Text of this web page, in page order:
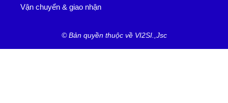
Vận chuyển & giao nhận
© Bản quyền thuộc về VI2SI.,Jsc